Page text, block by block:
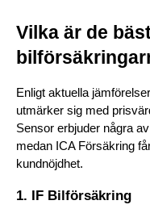
Vilka är de
Enligt aktuella
utmärker sig med
Sensor erbjuder några
medan ICA Försäkring
kundnöjdhet.
1. IF Bilförsäkring